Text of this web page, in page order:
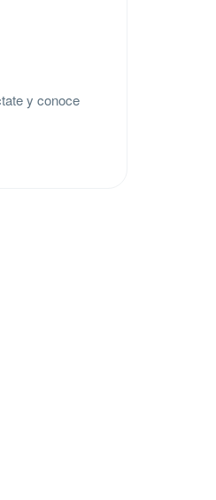
y conoce